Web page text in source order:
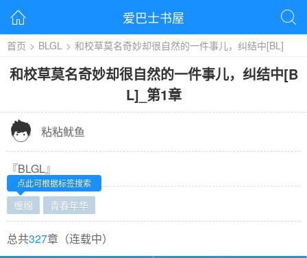
 爱巴士书屋 
首页 > BLGL > 和校草莫名奇妙却很自然的一件事儿，纠结中[BL]
和校草莫名奇妙却很自然的一件事儿，纠结中[B
L] 第1章
 粘粘鱿鱼
『BLGL』
点此可根据标签搜索
缠绵 青春年华
总共327章（连载中）